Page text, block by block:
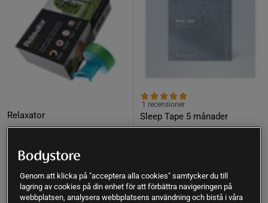
Relaxator Sleep Tape 5 månader
1 recensioner
Genom att klicka på "acceptera alla cookies" samtycker du till
lagring av cookies på din enhet för att förbättra navigeringen på
webbplatsen, analysera webbplatsens användning och bistå i våra